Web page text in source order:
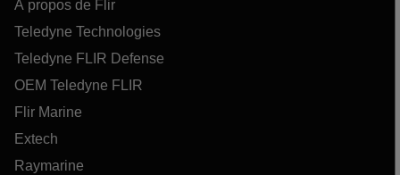
À propos de Flir
Teledyne Technologies
Teledyne FLIR Defense
OEM Teledyne FLIR
Flir Marine
Extech
Raymarine